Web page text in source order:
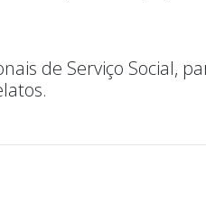
de Serviço Social,